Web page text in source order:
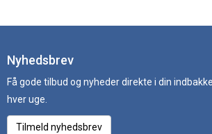
Nyhedsbrev
Få gode tilbud og nyheder direkte i din indbakke
hver uge.
Tilmeld nyhedsbrev